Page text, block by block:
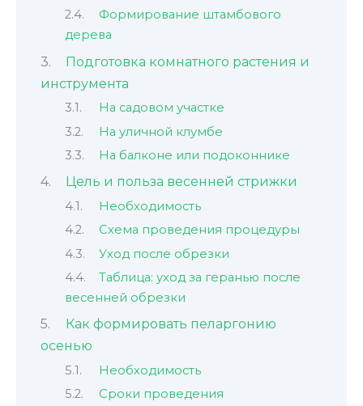
Формирование штамбового
дерева
Подготовка комнатного растения и
инструмента
На садовом участке
На уличной клумбе
На балконе или подоконнике
Цель и польза весенней стрижки
Необходимость
Схема проведения процедуры
Уход после обрезки
Таблица: уход за геранью после
весенней обрезки
Как формировать пеларгонию
осенью
Необходимость
Сроки проведения